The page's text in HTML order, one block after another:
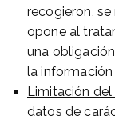
recogieron,
opone al
una
la información
Limitación
datos de